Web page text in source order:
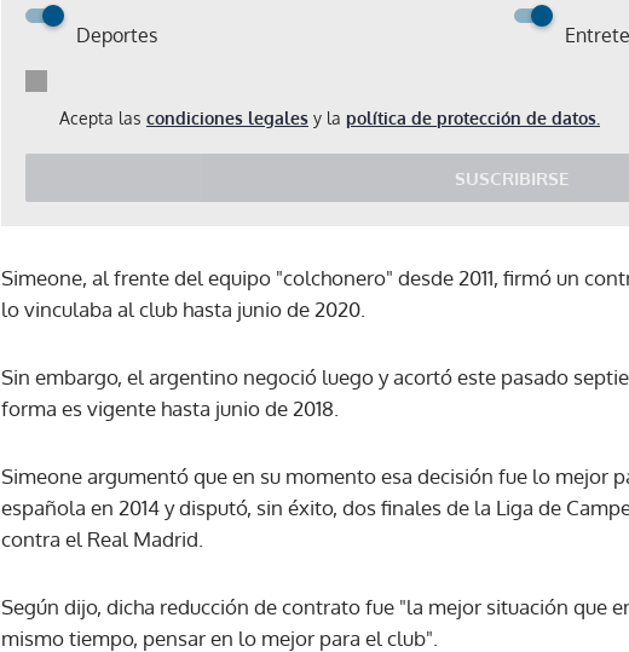
Deportes
Acepta las condiciones legales y la política de protección de datos.
SUSCRIBIRSE
Simeone, al frente del equipo "colchonero" desde 2011, firmó un
lo vinculaba al club hasta junio de 2020.
Sin embargo, el argentino negoció luego y acortó este pasado
forma es vigente hasta junio de 2018.
Simeone argumentó que en su momento esa decisión fue lo mejor
española en 2014 y disputó, sin éxito, dos finales de la Liga de
contra el Real Madrid.
Según dijo, dicha reducción de contrato fue "la mejor situación que
mismo tiempo, pensar en lo mejor para el club".